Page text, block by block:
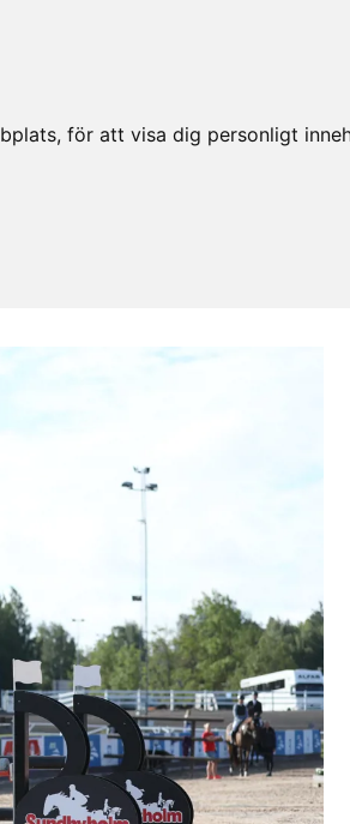
för att visa dig personligt